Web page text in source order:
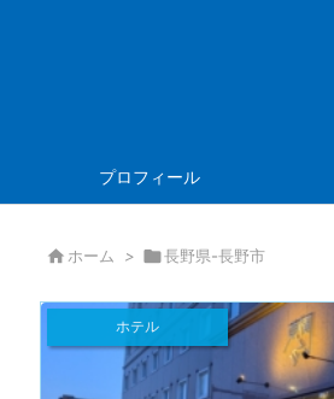
プロフィール
 ホーム > 長野県-長野市
ホテル